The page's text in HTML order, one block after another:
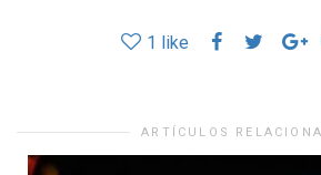
1 like
ARTÍCULOS